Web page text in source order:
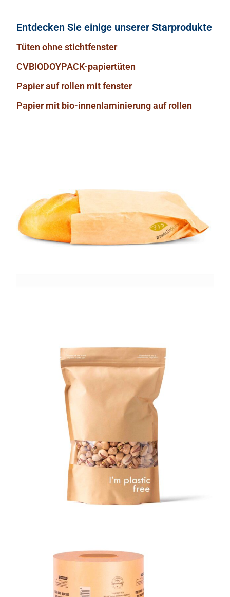
Entdecken Sie einige unserer Starprodukte
Tüten ohne stichtfenster
CVBIODOYPACK-papiertüten
Papier auf rollen mit fenster
Papier mit bio-innenlaminierung auf rollen